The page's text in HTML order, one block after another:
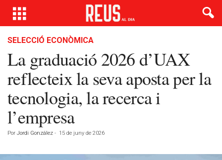
SELECCIÓ ECONÒMICA
La graduació 2026 d’UAX
reflecteix la seva aposta per la
tecnologia, la recerca i
l’empresa
Por Jordi González - 15 de juny de 2026